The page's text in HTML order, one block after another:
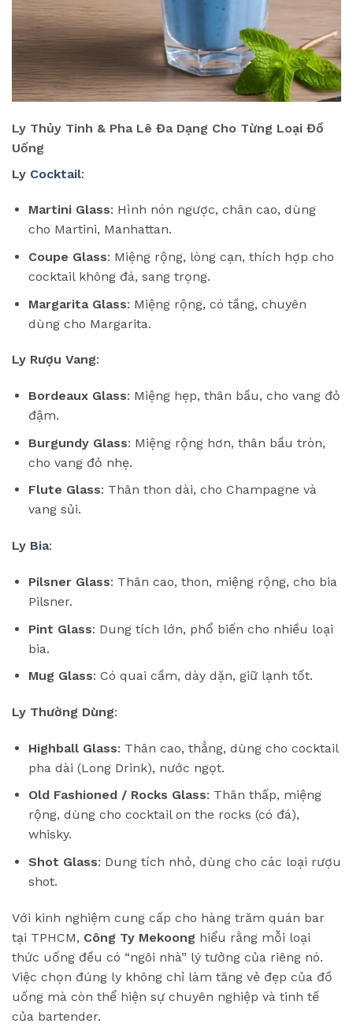
Ly Thủy Tinh & Pha Lê Đa Dạng Cho Từng Loại Đồ
Uống
Ly Cocktail:
Martini Glass: Hình nón ngược, chân cao, dùng
cho Martini, Manhattan.
Coupe Glass: Miệng rộng, lòng cạn, thích hợp cho
cocktail không đá, sang trọng.
Margarita Glass: Miệng rộng, có tầng, chuyên
dùng cho Margarita.
Ly Rượu Vang:
Bordeaux Glass: Miệng hẹp, thân bầu, cho vang đỏ
đậm.
Burgundy Glass: Miệng rộng hơn, thân bầu tròn,
cho vang đỏ nhẹ.
Flute Glass: Thân thon dài, cho Champagne và
vang sủi.
Ly Bia:
Pilsner Glass: Thân cao, thon, miệng rộng, cho bia
Pilsner.
Pint Glass: Dung tích lớn, phổ biến cho nhiều loại
bia.
Mug Glass: Có quai cầm, dày dặn, giữ lạnh tốt.
Ly Thường Dùng:
Highball Glass: Thân cao, thẳng, dùng cho cocktail
pha dài (Long Drink), nước ngọt.
Old Fashioned / Rocks Glass: Thân thấp, miệng
rộng, dùng cho cocktail on the rocks (có đá),
whisky.
Shot Glass: Dung tích nhỏ, dùng cho các loại rượu
shot.
Với kinh nghiệm cung cấp cho hàng trăm quán bar
tại TPHCM, Công Ty Mekoong hiểu rằng mỗi loại
thức uống đều có “ngôi nhà” lý tưởng của riêng nó.
Việc chọn đúng ly không chỉ làm tăng vẻ đẹp của đồ
uống mà còn thể hiện sự chuyên nghiệp và tinh tế
của bartender.